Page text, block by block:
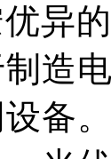
的
造
备